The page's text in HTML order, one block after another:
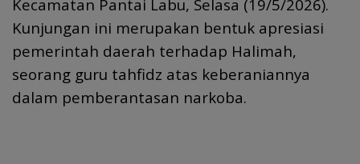
Kecamatan Pantai Labu, Selasa (19/5/2026).
Kunjungan ini merupakan bentuk apresiasi
pemerintah daerah terhadap Halimah,
seorang guru tahfidz atas keberaniannya
dalam pemberantasan narkoba.